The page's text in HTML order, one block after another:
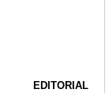
EDITORIAL